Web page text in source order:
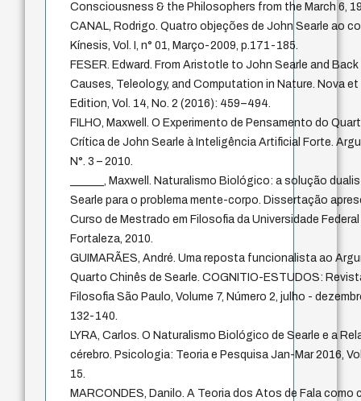
Consciousness & the Philosophers from the March 6,
CANAL, Rodrigo. Quatro objeções de John Searle ao
Kínesis, Vol. I, n° 01, Março-2009, p.171-185.
FESER. Edward. From Aristotle to John Searle and
Causes, Teleology, and Computation in Nature. Nova et
Edition, Vol. 14, No. 2 (2016): 459–494.
FILHO, Maxwell. O Experimento de Pensamento do
Crítica de John Searle à Inteligência Artificial Forte.
N°. 3 – 2010.
______, Maxwell. Naturalismo Biológico: a solução
Searle para o problema mente-corpo. Dissertação
Curso de Mestrado em Filosofia da Universidade
Fortaleza, 2010.
GUIMARÃES, André. Uma reposta funcionalista ao
Quarto Chinês de Searle. COGNITIO-ESTUDOS:
Filosofia São Paulo, Volume 7, Número 2, julho -
132-140.
LYRA, Carlos. O Naturalismo Biológico de Searle e a
cérebro. Psicologia: Teoria e Pesquisa Jan-Mar 2016,
15.
MARCONDES, Danilo. A Teoria dos Atos de Fala como